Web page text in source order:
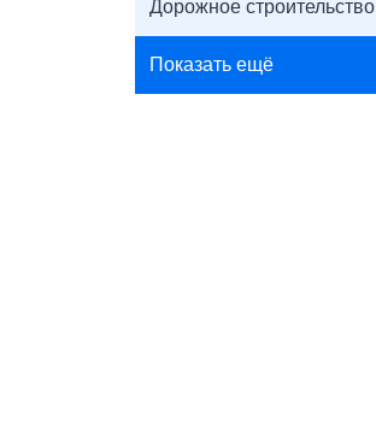
Дорожное строительство
Показать ещё